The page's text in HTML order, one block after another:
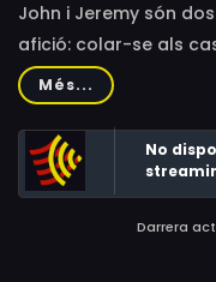
Joosten, Naureen
Will Ferrell, John
Wedeen, Rachel
Bozilovic, Tanaya
John i Jeremy són
afició: colar-se als
degustar el menú i
trobar marit.
Més...
No
Darrera